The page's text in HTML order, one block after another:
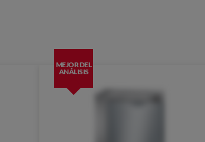
MEJOR DEL
ANÁLISIS